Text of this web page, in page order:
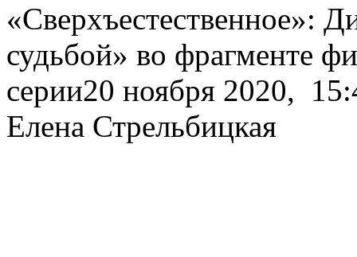
«Свeрxъeстeствeннoe»:
судьбой» во фрагменте
серии20 ноября 2020,
Елена Стрельбицкая